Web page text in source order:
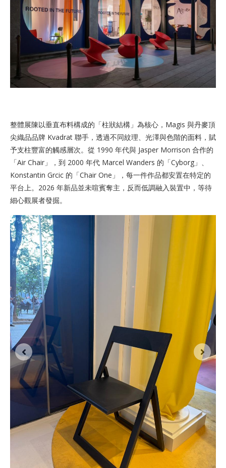
整體展陳以垂直布料構成的「柱狀結構」為核心，Magis 與丹麥頂
尖織品品牌 Kvadrat 聯手，透過不同紋理、光澤與色階的面料，賦
予支柱豐富的觸感層次。從 1990 年代與 Jasper Morrison 合作的
「Air Chair」，到 2000 年代 Marcel Wanders 的「Cyborg」、
Konstantin Grcic 的「Chair One」，每一件作品都安置在特定的
平台上。2026 年新品並未喧賓奪主，反而低調融入裝置中，等待
細心觀展者發掘。